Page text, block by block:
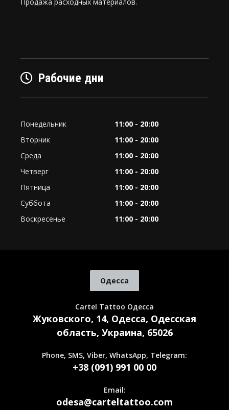
Рабочие дни
Понедельник
11:00 - 20:00
Вторник
11:00 - 20:00
Среда
11:00 - 20:00
Четверг
11:00 - 20:00
Пятница
11:00 - 20:00
Суббота
11:00 - 20:00
Воскресенье
11:00 - 20:00
Одесса
Cartel Tattoo Одесса
Жуковского, 14, Одесса, Одесская
область, Украина, 65026
Phone, SMS, Viber, WhatsApp, Telegram:
+38 (091) 991 00 00
Email:
odesa@carteltattoo.com